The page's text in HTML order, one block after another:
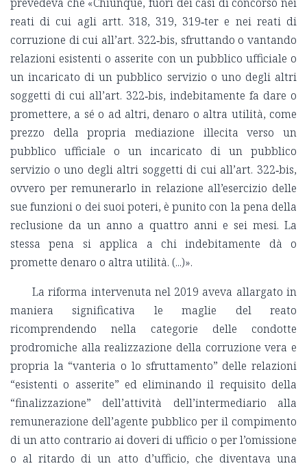
reati di cui agli artt. 318, 319, 319‑ter e nei reati di
corruzione di cui all’art. 322‑bis, sfruttando o vantando
relazioni esistenti o asserite con un pubblico ufficiale o
un incaricato di un pubblico servizio o uno degli altri
soggetti di cui all’art. 322‑bis, indebitamente fa dare o
promettere, a sé o ad altri, denaro o altra utilità, come
prezzo della propria mediazione illecita verso un
pubblico ufficiale o un incaricato di un pubblico
servizio o uno degli altri soggetti di cui all’art. 322‑bis,
ovvero per remunerarlo in relazione all’esercizio delle
sue funzioni o dei suoi poteri, è punito con la pena della
reclusione da un anno a quattro anni e sei mesi. La
stessa pena si applica a chi indebitamente dà o
promette denaro o altra utilità. (...)».
La riforma intervenuta nel 2019 aveva allargato in
maniera significativa le maglie del reato
ricomprendendo nella categorie delle condotte
prodromiche alla realizzazione della corruzione vera e
propria la “vanteria o lo sfruttamento” delle relazioni
“esistenti o asserite” ed eliminando il requisito della
“finalizzazione” dell’attività dell’intermediario alla
remunerazione dell’agente pubblico per il compimento
di un atto contrario ai doveri di ufficio o per l’omissione
o al ritardo di un atto d’ufficio, che diventava una